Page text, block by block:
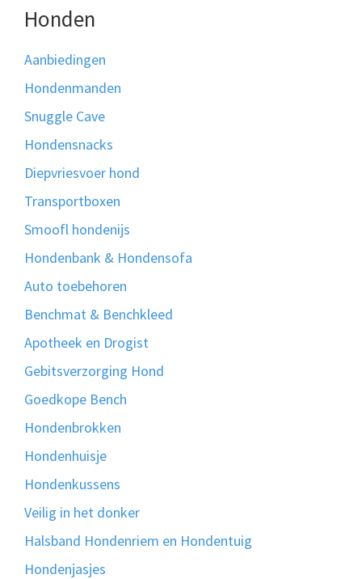
Honden
Aanbiedingen
Hondenmanden
Snuggle Cave
Hondensnacks
Diepvriesvoer hond
Transportboxen
Smoofl hondenijs
Hondenbank & Hondensofa
Auto toebehoren
Benchmat & Benchkleed
Apotheek en Drogist
Gebitsverzorging Hond
Goedkope Bench
Hondenbrokken
Hondenhuisje
Hondenkussens
Veilig in het donker
Halsband Hondenriem en Hondentuig
Hondenjasjes